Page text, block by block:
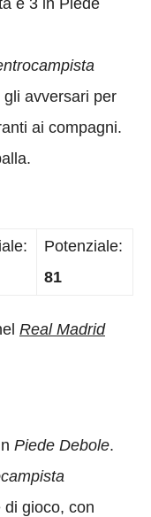
avversari per
ai compagni.
Potenziale:
81
Real Madrid
Piede Debole.
di gioco, con